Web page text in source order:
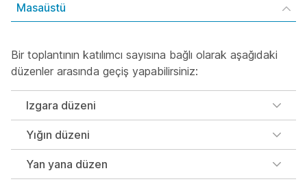
Masaüstü
Bir toplantının katılımcı sayısına bağlı olarak aşağıdaki
düzenler arasında geçiş yapabilirsiniz:
Izgara düzeni
Yığın düzeni
Yan yana düzen